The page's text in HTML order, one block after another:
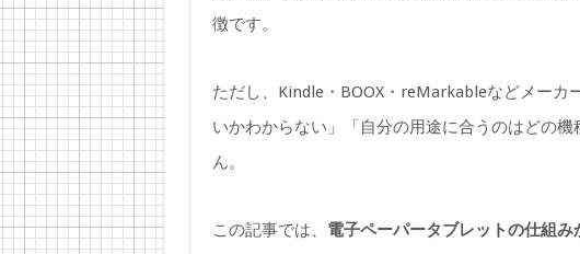
徴です。
ただし、Kindle・BOOX・reMarkableなどメーカ
いかわからない」「自分の用途に合うのはどの
ん。
この記事では、 電子ペーパータブレットの仕組